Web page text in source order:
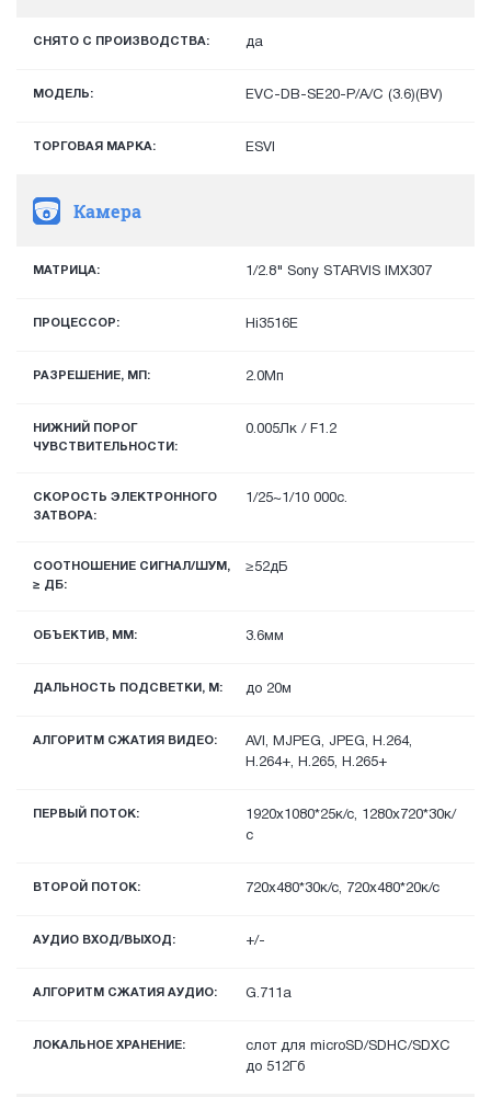
СНЯТО С ПРОИЗВОДСТВА: да
МОДЕЛЬ: EVC-DB-SE20-P/A/C (3.6)(BV)
ТОРГОВАЯ МАРКА: ESVI
Камера
МАТРИЦА: 1/2.8" Sony STARVIS IMX307
ПРОЦЕССОР: Hi3516E
РАЗРЕШЕНИЕ, МП: 2.0Мп
НИЖНИЙ ПОРОГ
ЧУВСТВИТЕЛЬНОСТИ:
0.005Лк / F1.2
СКОРОСТЬ ЭЛЕКТРОННОГО
ЗАТВОРА:
1/25~1/10 000с.
СООТНОШЕНИЕ СИГНАЛ/ШУМ,
≥ ДБ:
≥52дБ
ОБЪЕКТИВ, ММ: 3.6мм
ДАЛЬНОСТЬ ПОДСВЕТКИ, М: до 20м
АЛГОРИТМ СЖАТИЯ ВИДЕО:
AVI, MJPEG, JPEG, H.264,
H.264+, H.265, H.265+
ПЕРВЫЙ ПОТОК:
1920х1080*25к/с, 1280х720*30к/
с
ВТОРОЙ ПОТОК: 720х480*30к/с, 720x480*20к/с
АУДИО ВХОД/ВЫХОД: +/-
АЛГОРИТМ СЖАТИЯ АУДИО: G.711a
ЛОКАЛЬНОЕ ХРАНЕНИЕ:
слот для microSD/SDHC/SDXC
до 512Гб